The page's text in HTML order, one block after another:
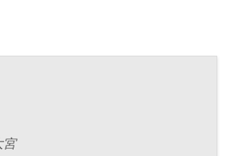
宮